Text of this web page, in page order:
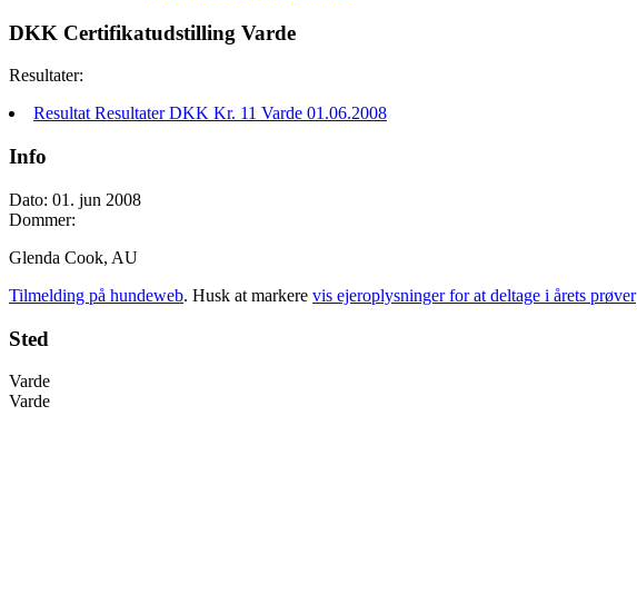
DKK Certifikatudstilling Varde
Resultater:
Resultat Resultater DKK Kr. 11 Varde 01.06.2008
Info
Dato: 01. jun 2008
Dommer:
Glenda Cook, AU
Tilmelding på hundeweb. Husk at markere vis ejeroplysninger for at deltage i årets prøver
Sted
Varde
Varde